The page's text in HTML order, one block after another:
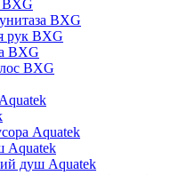
BXG
BXG
рук BXG
BXG
BXG
Aquatek
Aquatek
душ Aquatek